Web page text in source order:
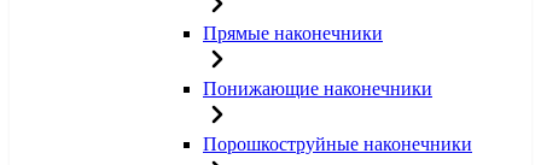
Прямые наконечники
Понижающие наконечники
Порошкоструйные наконечники